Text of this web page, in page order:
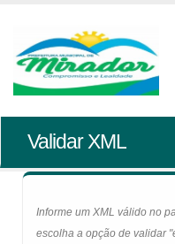
Validar XML
Informe um XML válido no
escolha a opção de validar